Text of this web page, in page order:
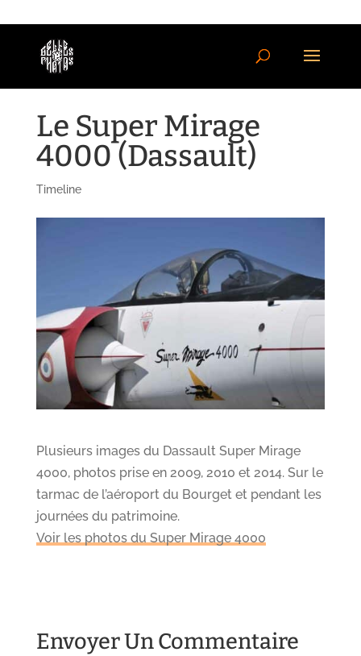
Le Super Mirage
4000 (Dassault)
Timeline
Plusieurs images du Dassault Super Mirage
4000, photos prise en 2009, 2010 et 2014. Sur le
tarmac de l’aéroport du Bourget et pendant les
journées du patrimoine.
Voir les photos du Super Mirage 4000
Envoyer Un Commentaire